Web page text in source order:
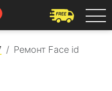
Ремонт Face id